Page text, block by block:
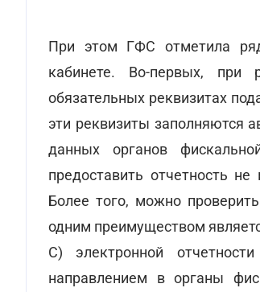
При этом ГФС отметила
кабинете. Во-первых, при
обязательных реквизитах
эти реквизиты заполняются
данных органов
предоставить отчетность
Более того, можно
одним преимуществом
С) электронной
направлением в органы